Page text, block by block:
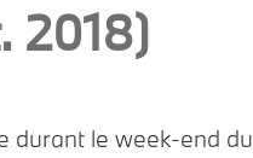
2018)
durant le week-end du